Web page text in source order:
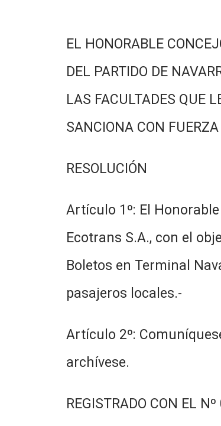
EL HONORABLE
DEL PARTIDO DE
LAS FACULTADES QUE
SANCIONA CON FUERZA
RESOLUCIÓN
Artículo 1º: El
Ecotrans S.A., con el
Boletos en Terminal
pasajeros locales.-
Artículo 2º:
archívese.
REGISTRADO CON EL